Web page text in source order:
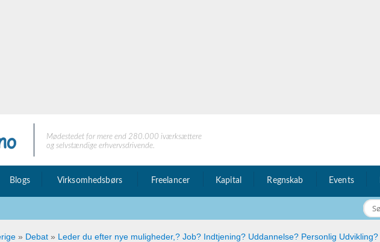
Mødestedet for mere end 280.000 iværksættere
og selvstændige erhvervsdrivende.
Blogs Virksomhedsbørs Freelancer Kapital Regnskab Events
» Debat » Leder du efter nye muligheder,? Job? Indtjening? Uddannelse? Personlig Udvikling?